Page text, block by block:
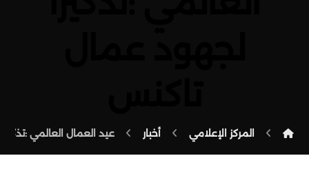
المركز الإعلامي أخبار عيد العمال العالمي